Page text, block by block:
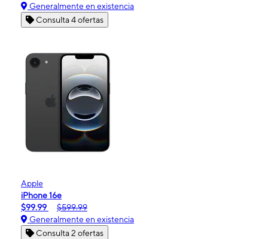
Generalmente en existencia
Consulta 4 ofertas
Apple
iPhone 16e
$99.99
$599.99
Generalmente en existencia
Consulta 2 ofertas